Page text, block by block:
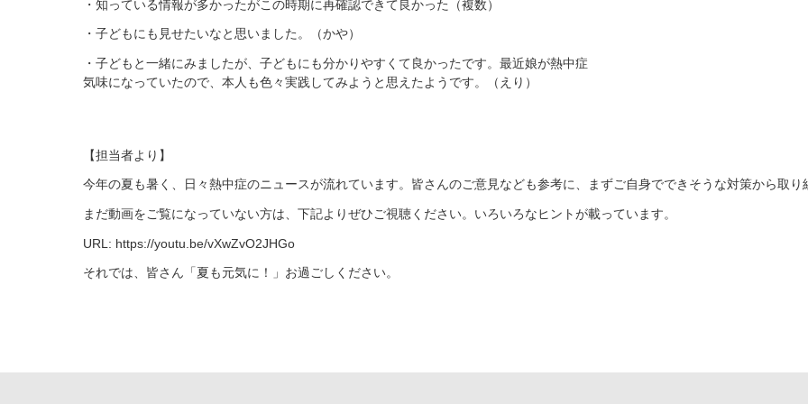
・知っている情報が多かったがこの時期に再確認できて良かった（複数）
・子どもにも見せたいなと思いました。（かや）
・子どもと一緒にみましたが、子どもにも分かりやすくて良かったです。最近娘が熱中症
気味になっていたので、本人も色々実践してみようと思えたようです。（えり）
【担当者より】
今年の夏も暑く、日々熱中症のニュースが流れています。皆さんのご意見なども参考に、まずご自身でできそうな対策から取り
まだ動画をご覧になっていない方は、下記よりぜひご視聴ください。いろいろなヒントが載っています。
URL: https://youtu.be/vXwZvO2JHGo
それでは、皆さん「夏も元気に！」お過ごしください。